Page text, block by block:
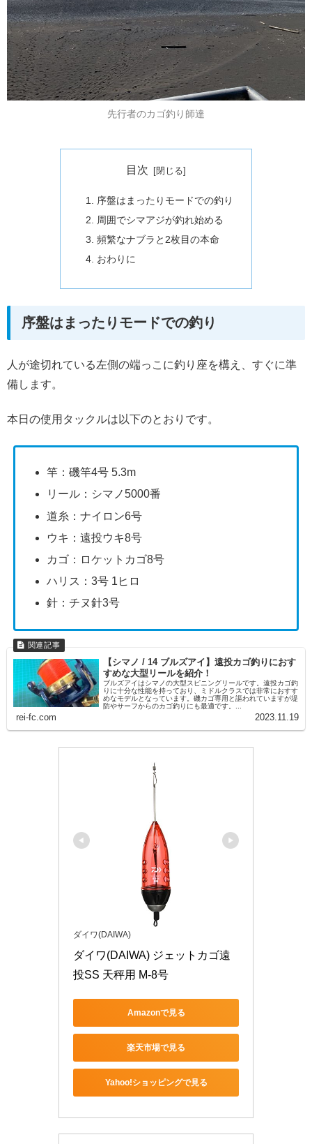
先行者のカゴ釣り師達
目次
序盤はまったりモードでの釣り
周囲でシマアジが釣れ始める
頻繁なナブラと2枚目の本命
おわりに
序盤はまったりモードでの釣り
人が途切れている左側の端っこに釣り座を構え、すぐに準
備します。
本日の使用タックルは以下のとおりです。
竿：磯竿4号 5.3m
リール：シマノ5000番
道糸：ナイロン6号
ウキ：遠投ウキ8号
カゴ：ロケットカゴ8号
ハリス：3号 1ヒロ
針：チヌ針3号
【シマノ / 14 ブルズアイ】遠投カゴ釣りにおす
すめな大型リールを紹介！
ブルズアイはシマノの大型スピニングリールです。遠投カゴ釣
りに十分な性能を持っており、ミドルクラスでは非常におすす
めなモデルとなっています。磯カゴ専用と謳われていますが堤
防やサーフからのカゴ釣りにも最適です。...
rei-fc.com 2023.11.19
ダイワ(DAIWA)
ダイワ(DAIWA) ジェットカゴ遠
投SS 天秤用 M-8号
Amazonで見る
楽天市場で見る
Yahoo!ショッピングで見る